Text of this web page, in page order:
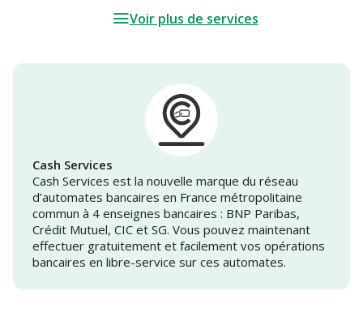
Voir plus de services
Cash Services
Cash Services est la nouvelle marque du réseau
d’automates bancaires en France métropolitaine
commun à 4 enseignes bancaires : BNP Paribas,
Crédit Mutuel, CIC et SG. Vous pouvez maintenant
effectuer gratuitement et facilement vos opérations
bancaires en libre-service sur ces automates.